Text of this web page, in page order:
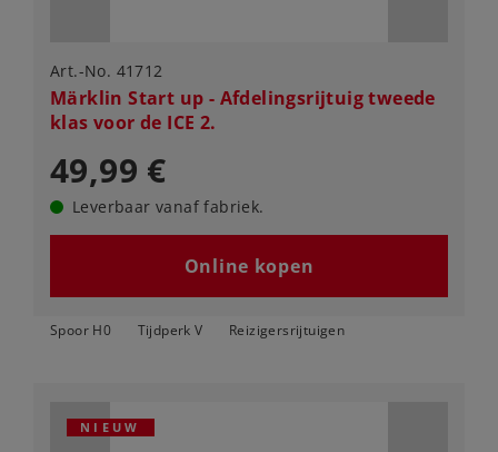
Art.-No. 41712
Märklin Start up - Afdelingsrijtuig tweede
klas voor de ICE 2.
49,99 €
Leverbaar vanaf fabriek.
Online kopen
Spoor H0 Tijdperk V Reizigersrijtuigen
NIEUW